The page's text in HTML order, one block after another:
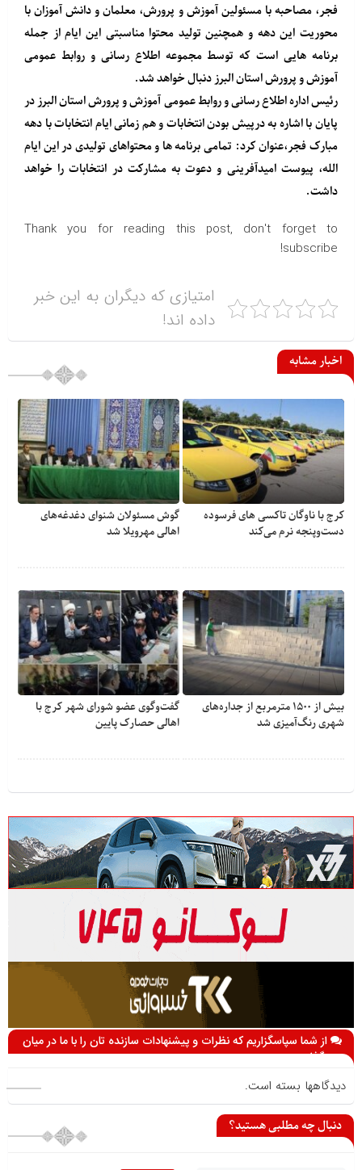
فجر، مصاحبه با مسئولین آموزش و پرورش، معلمان و دانش آموزان با
محوریت این دهه و همچنین تولید محتوا مناسبتی این ایام از جمله
برنامه هایی است که توسط مجموعه اطلاع رسانی و روابط عمومی
آموزش و پرورش استان البرز دنبال خواهد شد.
رئیس اداره اطلاع رسانی و روابط عمومی آموزش و پرورش استان البرز در
پایان با اشاره به درپیش بودن انتخابات و هم زمانی ایام انتخابات با دهه
مبارک فجر،عنوان کرد: تمامی برنامه ها و محتواهای تولیدی در این ایام
الله، پیوست امیدآفرینی و دعوت به مشارکت در انتخابات را خواهد
داشت.
Thank you for reading this post, don't forget to
subscribe!
امتیازی که دیگران به این خبر
داده اند!
اخبار مشابه
کرج با ناوگان تاکسی های فرسوده
دست‌وپنجه نرم می‌کند
گوش مسئولان شنوای دغدغه‎‌های
اهالی مهرویلا شد
بیش از ۱۵۰۰ مترمربع از جداره‌های
شهری رنگ‌آمیزی شد
گفت‌وگوی عضو شورای شهر کرج با
اهالی حصارک پایین
از شما سپاسگزاریم که نظرات و پیشنهادات سازنده تان را با ما در میان
می گذارید
دیدگاهها بسته است.
دنبال چه مطلبی هستید؟